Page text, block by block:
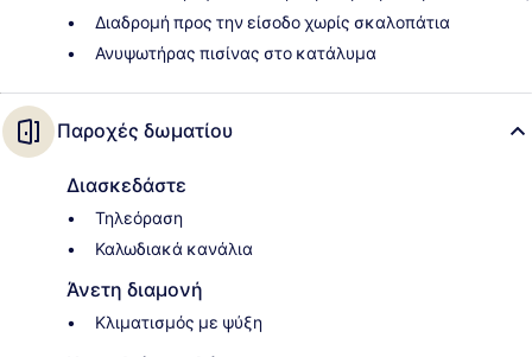
Διαδρομή προς την είσοδο χωρίς σκαλοπάτια
Ανυψωτήρας πισίνας στο κατάλυμα
Παροχές δωματίου
Διασκεδάστε
Τηλεόραση
Καλωδιακά κανάλια
Άνετη διαμονή
Κλιματισμός με ψύξη